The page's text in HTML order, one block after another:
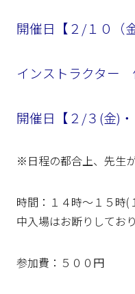
開催日【２/１０（
インストラクター
開催日【２/３(金)・
※日程の都合上、先生
時間：１４時～１５時
中入場はお断りしてお
参加費：５００円